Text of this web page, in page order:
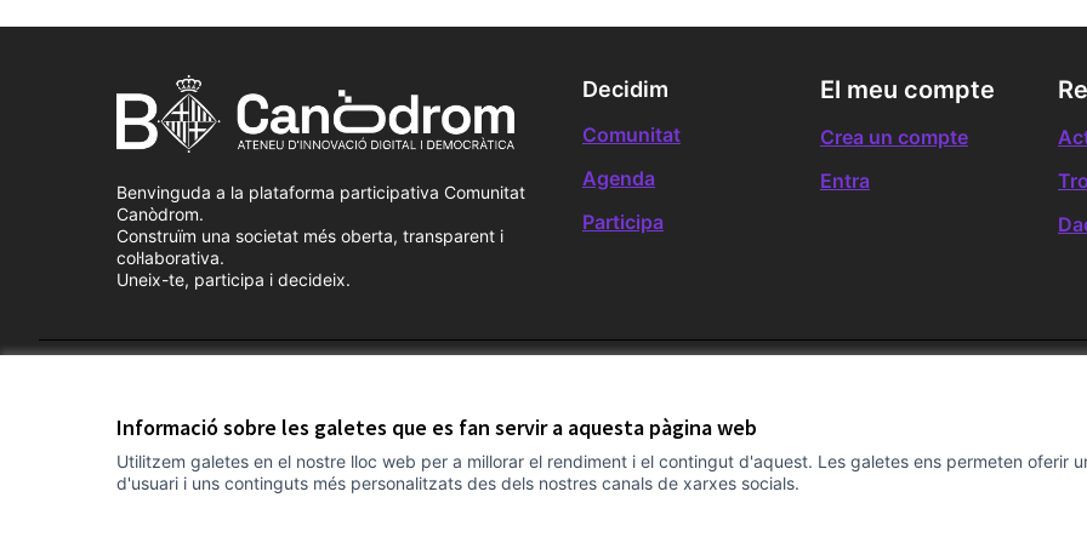
Informació sobre les galetes que es fan servir a aquesta pàgina web
Utilitzem galetes en el nostre lloc web per a millorar el rendiment i el contingut d'aquest. Les galetes ens permeten oferir
d'usuari i uns continguts més personalitzats des dels nostres canals de xarxes socials.
Benvinguda a la plataforma participativa Comunitat
Canòdrom.
Construïm una societat més oberta, transparent i
col·laborativa.
Uneix-te, participa i decideix.
Decidim
Comunitat
Agenda
Participa
El meu compte
Crea un compte
Entra